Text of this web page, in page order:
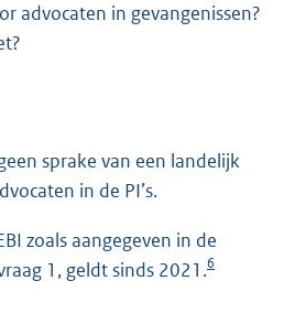
advocaten in gevangenissen?
sprake van een landelijk
in de PI’s.
zoals aangegeven in de
1, geldt sinds 2021.6